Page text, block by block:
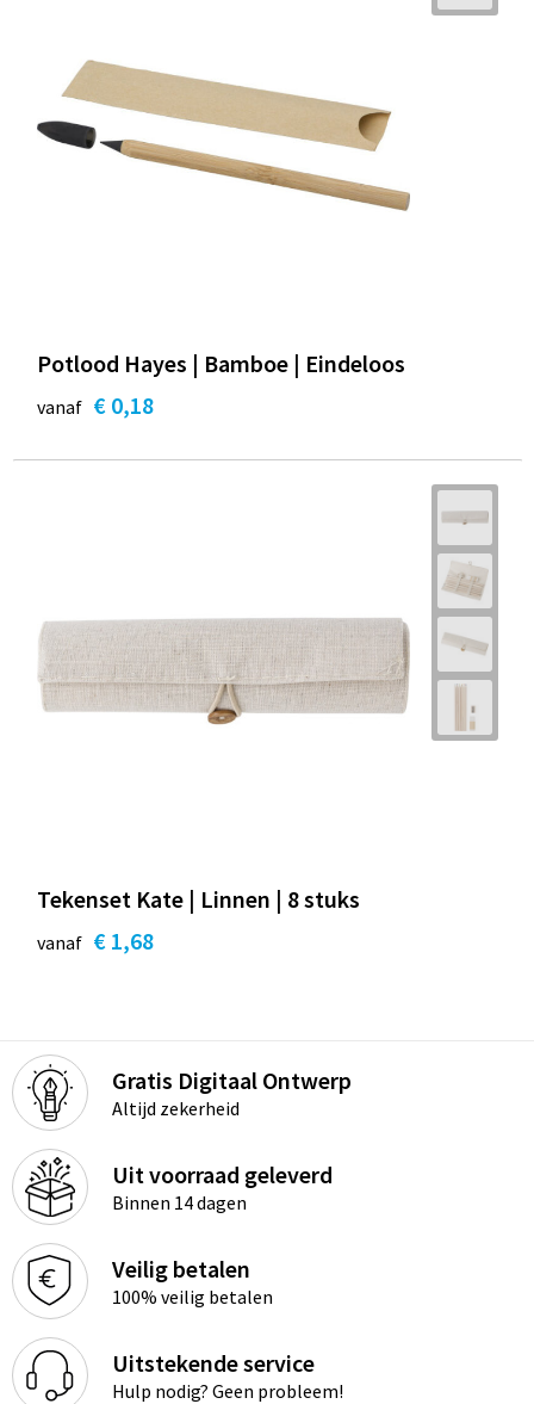
Potlood Hayes | Bamboe | Eindeloos
vanaf € 0,18
Tekenset Kate | Linnen | 8 stuks
vanaf € 1,68
Gratis Digitaal Ontwerp
Altijd zekerheid
Uit voorraad geleverd
Binnen 14 dagen
Veilig betalen
100% veilig betalen
Uitstekende service
Hulp nodig? Geen probleem!